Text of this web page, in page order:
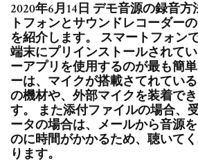
2020年6月14日 デモ音源の録音
トフォンとサウンドレコーダー
を紹介します。 スマートフォン
端末にプリインストールされて
ーアプリを使用するのが最も簡
ーは、マイクが搭載さてれてい
の機材や、外部マイクを装着で
す。 また添付ファイルの場合、
ータの場合は、メールから音源
のに時間がかかるため、聴いて
ります。